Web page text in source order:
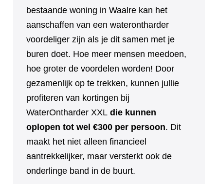
bestaande woning in Waalre kan het
aanschaffen van een waterontharder
voordeliger zijn als je dit samen met je
buren doet. Hoe meer mensen meedoen,
hoe groter de voordelen worden! Door
gezamenlijk op te trekken, kunnen jullie
profiteren van kortingen bij
WaterOntharder XXL die kunnen
oplopen tot wel €300 per persoon. Dit
maakt het niet alleen financieel
aantrekkelijker, maar versterkt ook de
onderlinge band in de buurt.